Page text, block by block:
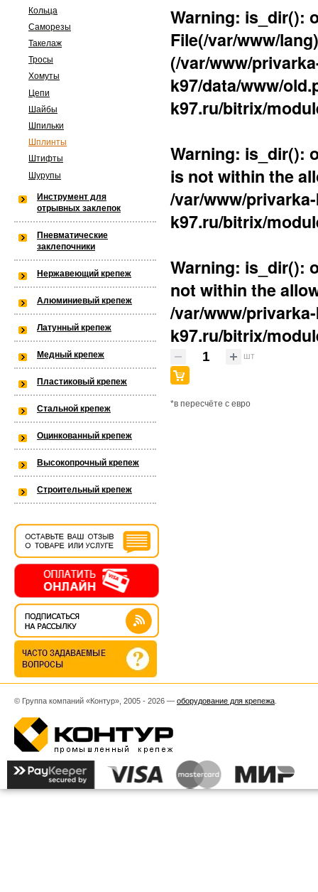
Warning: is_dir():
File(/var/www/
(/var/www/
k97/data/www/
k97.ru/bitrix/
Warning: is_dir():
is not within the
/var/www/
k97.ru/bitrix/
Warning: is_dir():
not within the
/var/www/
k97.ru/bitrix/
шт
*в пересчёте с евро
ФИО:*
Телефон:*
Город:
Комментарий:
Кольца
Саморезы
Такелаж
Тросы
Хомуты
Цепи
Шайбы
Шпильки
Шплинты
Штифты
Шурупы
Инструмент для
отрывных заклепок
Пневматические
заклепочники
Нержавеющий крепеж
Алюминиевый крепеж
Латунный крепеж
Медный крепеж
Пластиковый крепеж
Стальной крепеж
Оцинкованный крепеж
Высокопрочный крепеж
Строительный крепеж
© Группа компаний «Контур», 2005 - 2026 — оборудование для крепежа
k97.ru/bitrix/modules/main/lib/
Warning
: is_dir(): open_basedir
not within the allowed path(s): (/
/var/www/privarka-k97/data/
k97.ru/bitrix/modules/main/lib/
Warning: is_dir(): open_basedir
within the allowed path(s): (/var/
/var/www/privarka-k97/data/
k97.ru/bitrix/modules/main/lib/
Warning: is_dir(): open_basedir
the allowed path(s): (/var/www/
k97/data/www/old.privarka-
k97.ru/bitrix/modules/main/lib/